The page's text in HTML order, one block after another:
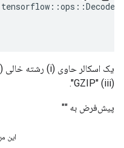
(iii) "GZIP".
پیش‌فرض به ""
این